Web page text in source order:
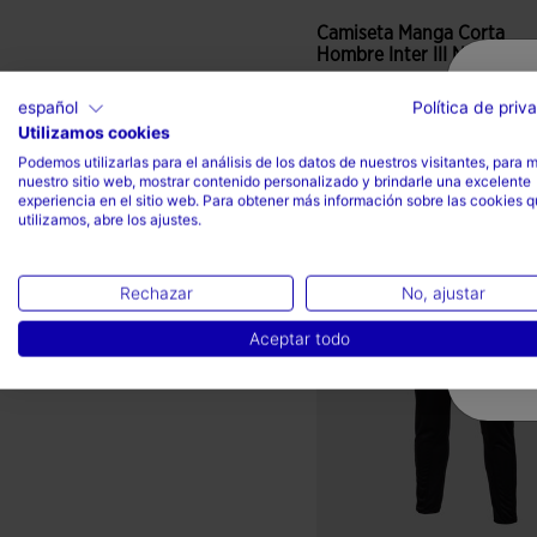
Camiseta Manga Corta
Hombre Inter III Negro B...
español
Política de
Utilizamos cookies
Podemos utilizarlas para el análisis de los datos de nuestros visitantes, para
nuestro sitio web, mostrar contenido personalizado y brindarle una excelente
experiencia en el sitio web. Para obtener más información sobre las cookies
utilizamos, abre los ajustes.
Rechazar No, ajustar
Aceptar todo